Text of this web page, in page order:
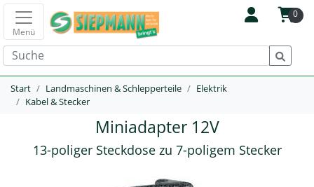
0
Menü
Start Landmaschinen & Schlepperteile
Elektrik
Kabel & Stecker
Miniadapter 12V
13-poliger Steckdose zu 7-poligem Stecker